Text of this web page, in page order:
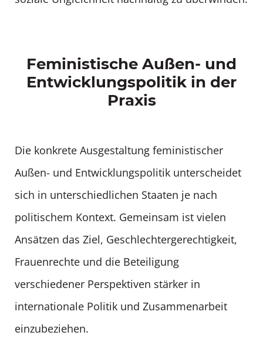
Feministische Außen- und
Entwicklungspolitik in der
Praxis
Die konkrete Ausgestaltung feministischer
Außen- und Entwicklungspolitik unterscheidet
sich in unterschiedlichen Staaten je nach
politischem Kontext. Gemeinsam ist vielen
Ansätzen das Ziel, Geschlechtergerechtigkeit,
Frauenrechte und die Beteiligung
verschiedener Perspektiven stärker in
internationale Politik und Zusammenarbeit
einzubeziehen.